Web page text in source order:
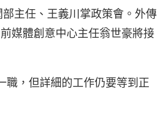
主任、王義川掌政策會。外傳
媒體創意中心主任翁世豪將接
職，但詳細的工作仍要等到正